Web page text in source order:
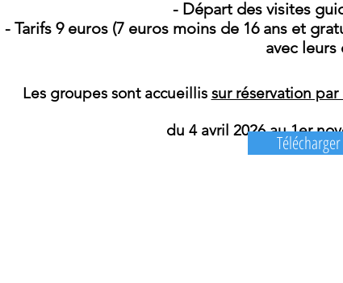
- Départ des visites
- Tarifs 9 euros (7 euros moins de 16 ans et
avec
Les groupes sont accueillis sur réservation par
du 4 avril 2026 au 1er